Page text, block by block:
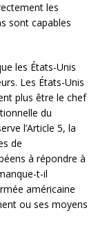
les
sont capables
les États-Unis
Les États-Unis
plus être le chef
du
l’Article 5, la
de
à répondre à
t-il
américaine
ou ses moyens